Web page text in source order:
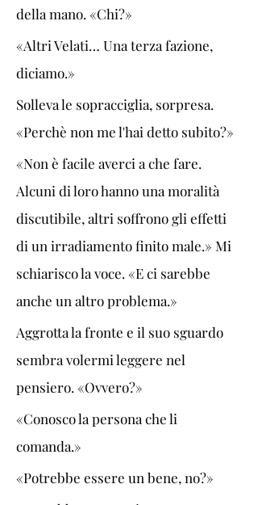
della mano. «Chi?»
«Altri Velati… Una terza fazione,
diciamo.»
Solleva le sopracciglia, sorpresa.
«Perchè non me l'hai detto subito?»
«Non è facile averci a che fare.
Alcuni di loro hanno una moralità
discutibile, altri soffrono gli effetti
di un irradiamento finito male.» Mi
schiarisco la voce. «E ci sarebbe
anche un altro problema.»
Aggrotta la fronte e il suo sguardo
sembra volermi leggere nel
pensiero. «Ovvero?»
«Conosco la persona che li
comanda.»
«Potrebbe essere un bene, no?»